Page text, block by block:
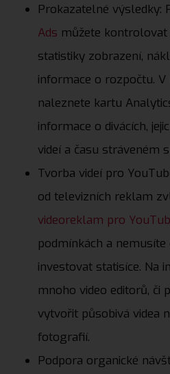
Prokazatelné výsledky:
Ads můžete kontrolovat
statistiky zobrazení,
informace o rozpočtu. V
naleznete kartu
informace o divácích,
videí a času stráveném
Tvorba videí pro
od televizních reklam
videoreklam pro
podmínkách a
investovat statisíce. Na
mnoho video editorů, či
vytvořit působivá videa
fotografií.
Podpora organické